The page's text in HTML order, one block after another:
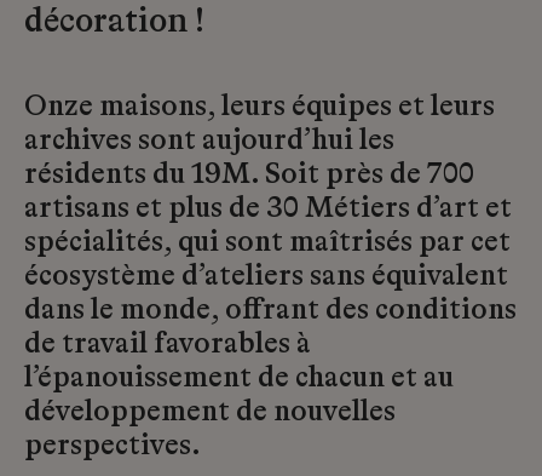
décoration !
Onze maisons, leurs équipes et leurs
archives sont aujourd’hui les
résidents du 19M. Soit près de 700
artisans et plus de 30 Métiers d’art et
spécialités, qui sont maîtrisés par cet
écosystème d’ateliers sans équivalent
dans le monde, offrant des conditions
de travail favorables à
l’épanouissement de chacun et au
développement de nouvelles
perspectives.